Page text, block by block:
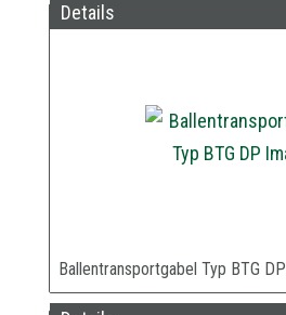
Details
Ballentransportgabel Typ BTG DP